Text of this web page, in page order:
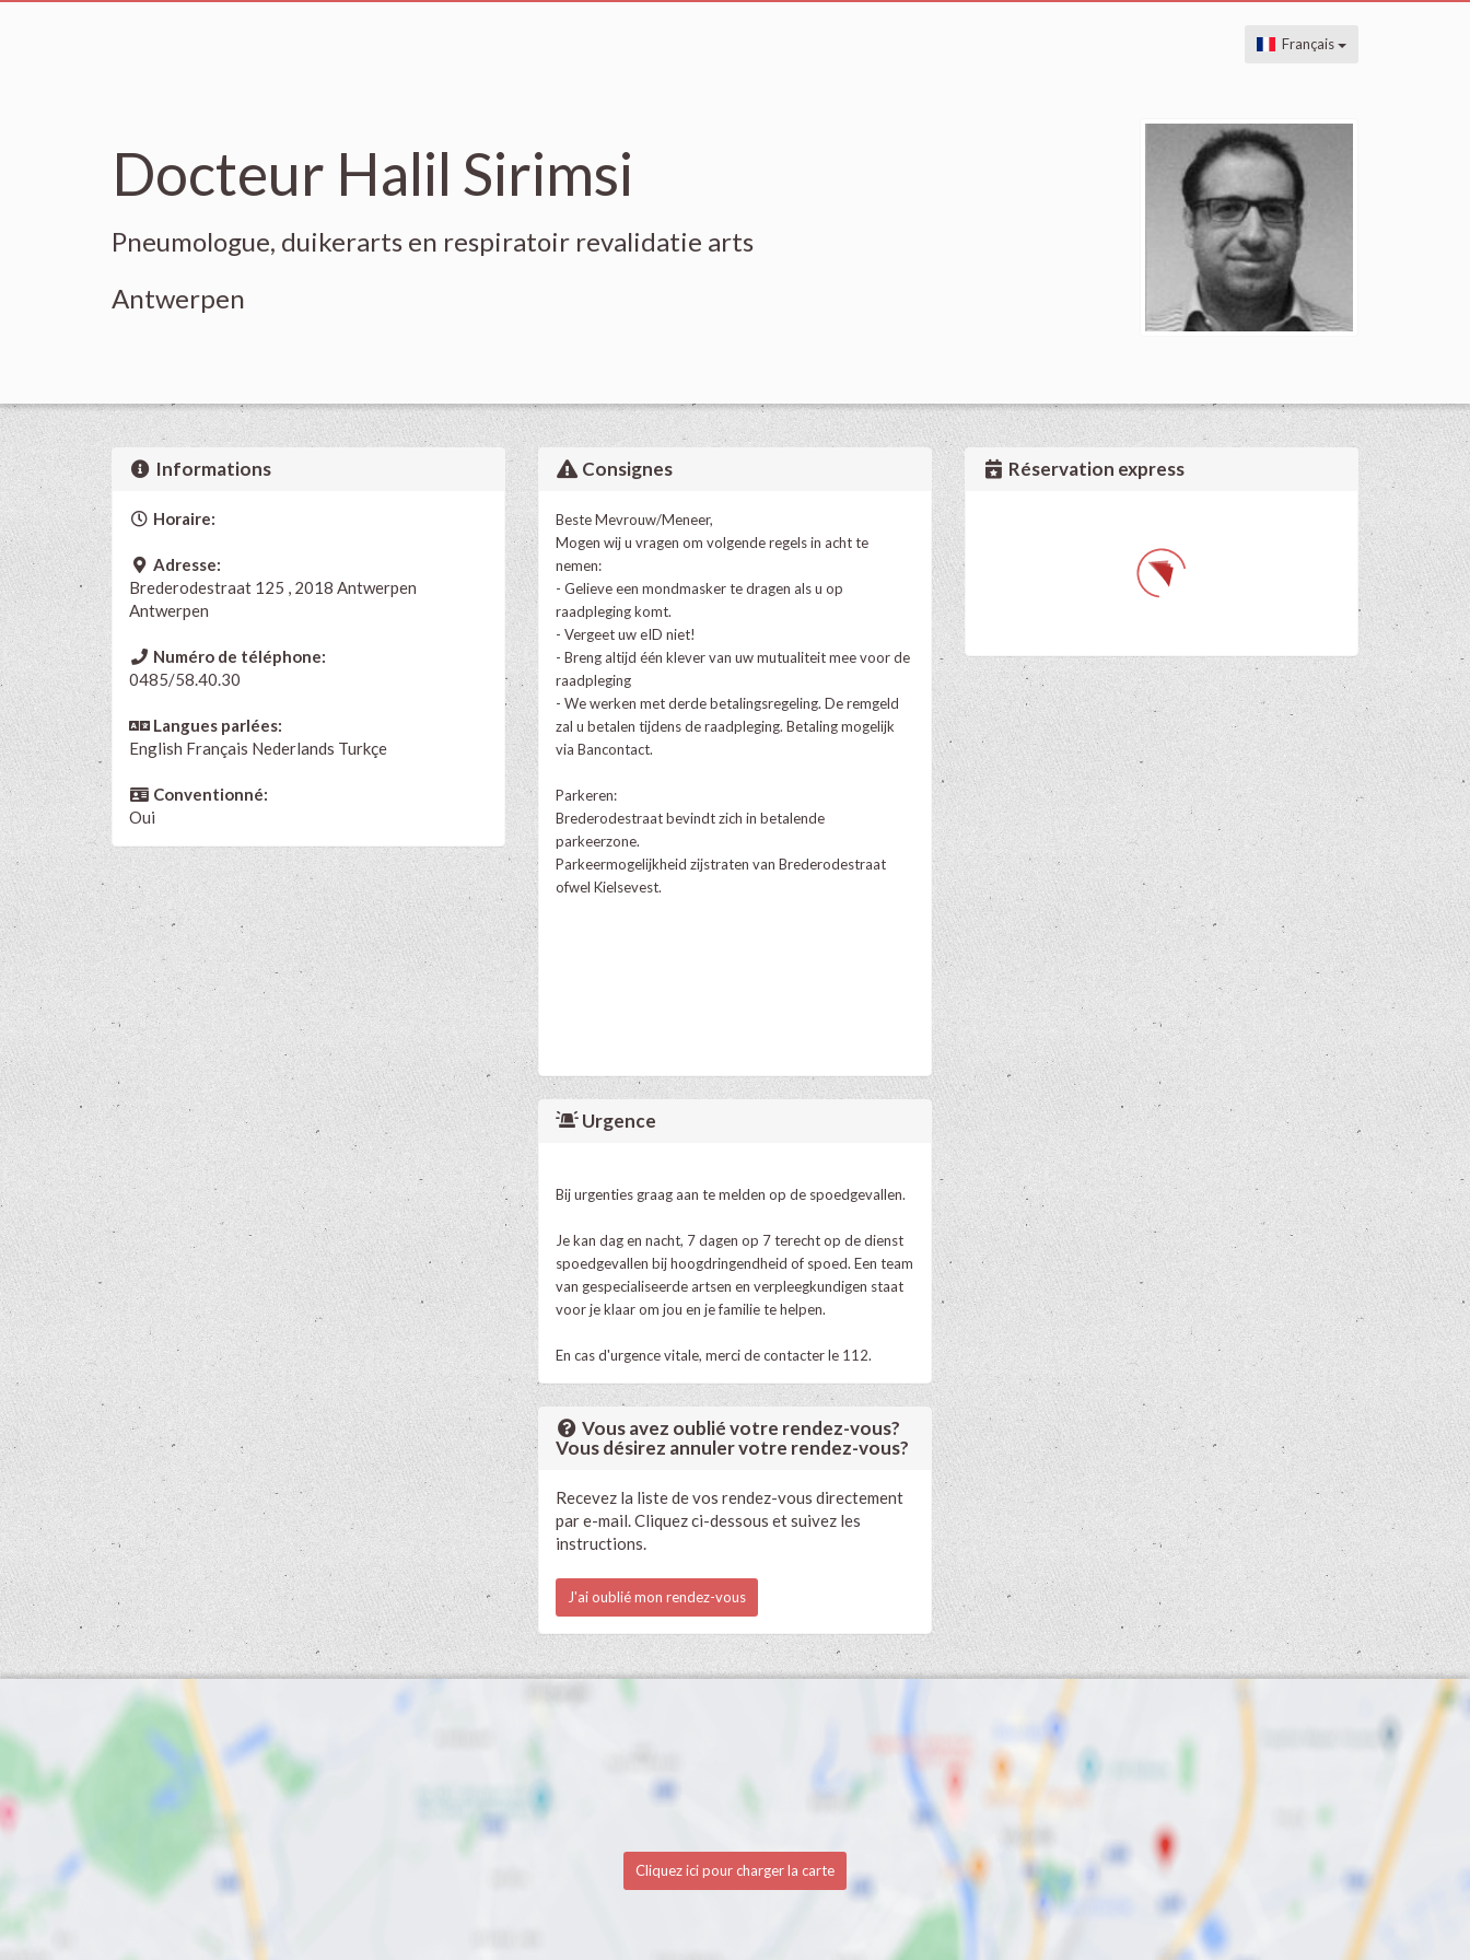
Français
Docteur Halil Sirimsi
Pneumologue, duikerarts en respiratoir revalidatie arts
Antwerpen
Informations
Horaire:
Adresse:
Brederodestraat 125 , 2018 Antwerpen
Antwerpen
Numéro de téléphone:
0485/58.40.30
Langues parlées:
English Français Nederlands Turkçe
Conventionné:
Oui
Consignes
Beste Mevrouw/Meneer,
Mogen wij u vragen om volgende regels in acht te
nemen:
- Gelieve een mondmasker te dragen als u op
raadpleging komt.
- Vergeet uw eID niet!
- Breng altijd één klever van uw mutualiteit mee voor de
raadpleging
- We werken met derde betalingsregeling. De remgeld
zal u betalen tijdens de raadpleging. Betaling mogelijk
via Bancontact.
Parkeren:
Brederodestraat bevindt zich in betalende
parkeerzone.
Parkeermogelijkheid zijstraten van Brederodestraat
ofwel Kielsevest.
Urgence
Bij urgenties graag aan te melden op de spoedgevallen.
Je kan dag en nacht, 7 dagen op 7 terecht op de dienst
spoedgevallen bij hoogdringendheid of spoed. Een team
van gespecialiseerde artsen en verpleegkundigen staat
voor je klaar om jou en je familie te helpen.
En cas d'urgence vitale, merci de contacter le 112.
Vous avez oublié votre rendez-vous?
Vous désirez annuler votre rendez-vous?
Recevez la liste de vos rendez-vous directement
par e-mail. Cliquez ci-dessous et suivez les
instructions.
J'ai oublié mon rendez-vous
Réservation express
Cliquez ici pour charger la carte